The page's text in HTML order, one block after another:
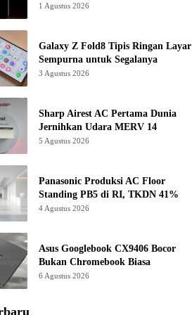
1 Agustus 2026
Galaxy Z Fold8 Tipis Ringan Layar
Sempurna untuk Segalanya
3 Agustus 2026
Sharp Airest AC Pertama Dunia
Jernihkan Udara MERV 14
5 Agustus 2026
Panasonic Produksi AC Floor
Standing PB5 di RI, TKDN 41%
4 Agustus 2026
Asus Googlebook CX9406 Bocor
Bukan Chromebook Biasa
6 Agustus 2026